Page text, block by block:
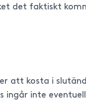
det faktiskt
kosta i
inte